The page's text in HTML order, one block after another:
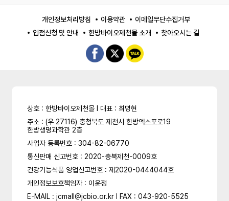
개인정보처리방침 이용약관
이메일무단수집거부
입점신청 및 안내
한방바이오제천몰 소개 찾아오시는 길
상호 : 한방바이오제천몰 l 대표 : 최명현
주소 : (우 27116) 충청북도 제천시 한방엑스포로19
한방생명과학관 2층
사업자 등록번호 : 304-82-06770
통신판매 신고번호 : 2020-충북제천-0009호
건강기능식품 영업신고번호 : 제2020-0444044호
개인정보보호책임자 : 이윤정
E-MAIL : jcmall@jcbio.or.kr l FAX : 043-920-5525